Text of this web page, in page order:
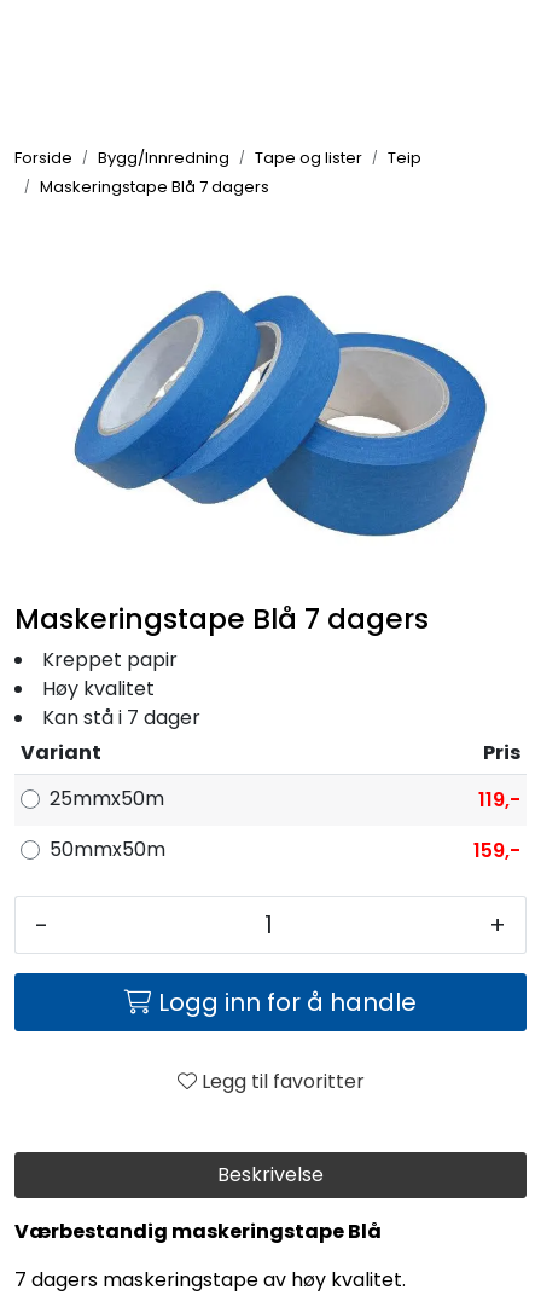
Forside Bygg/Innredning Tape og lister
Teip
Maskeringstape Blå 7 dagers
Beskrivelse
Værbestandig maskeringstape Blå
7 dagers maskeringstape av høy kvalitet.
Maskeringstape Blå 7 dagers
Kreppet papir
Høy kvalitet
Kan stå i 7 dager
Variant
Pris
25mmx50m
119,-
50mmx50m
159,-
- +
Logg inn for å handle
Legg til favoritter
Elektrisk
VVS
Motor/Styring
Fritid/Sikkerhet
Båtpleie/Opplag
Seil
Nyheter